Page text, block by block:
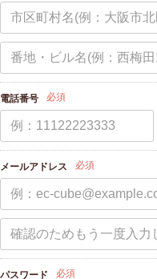
電話番号 必須
メールアドレス 必須
パスワード 必須